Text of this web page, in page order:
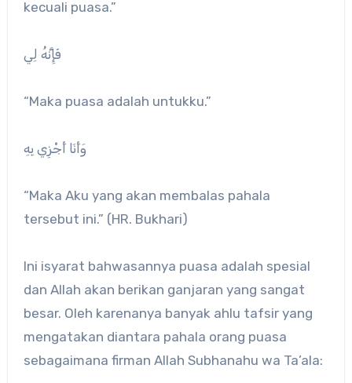
kecuali puasa.”
فَإِنَّهُ لِي
“Maka puasa adalah untukku.”
وَأَنَا أَجْزِي بِهِ
“Maka Aku yang akan membalas pahala
tersebut ini.” (HR. Bukhari)
Ini isyarat bahwasannya puasa adalah spesial
dan Allah akan berikan ganjaran yang sangat
besar. Oleh karenanya banyak ahlu tafsir yang
mengatakan diantara pahala orang puasa
sebagaimana firman Allah Subhanahu wa Ta’ala: